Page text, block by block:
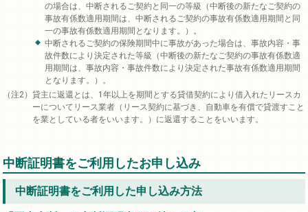
の場合は、中断されるご契約と同一の等級（中断後の新たなご契約の
事故有係数適用期間は、中断されるご契約の事故有係数適用期間と同
一の事故有係数適用期間となります。）。
中断されるご契約の保険期間中に事故があった場合は、事故内容・事
故件数により決定された等級（中断後の新たなご契約の事故有係数適
用期間は、事故内容・事故件数により決定された事故有係数適用期間
となります。）。
貸主に返還とは、1年以上を期間とする貸借契約により借入れたリースカ
ーについてリース業者（リース契約に基づき、自動車を有償で貸渡すこと
を業としている者をいいます。）に返還することをいいます。
中断証明書をご利用したお申し込み
中断証明書をご利用した申し込み方法